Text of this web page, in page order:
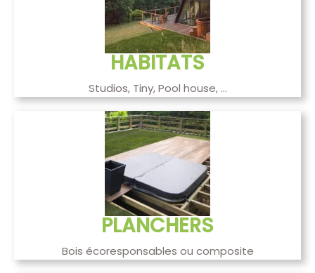
HABITATS
Studios, Tiny, Pool house, ...
PLANCHERS
Bois écoresponsables ou composite